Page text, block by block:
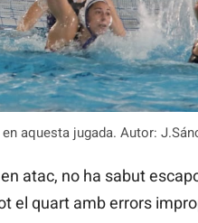
aquesta jugada. Autor:
atac, no ha sabut
el quart amb errors